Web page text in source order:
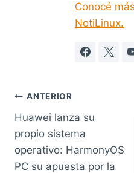
Conocé
NotiLinux.
Navegación
de
entradas
ANTERIOR
Huawei lanza su
propio sistema
operativo: HarmonyOS
PC su apuesta por la